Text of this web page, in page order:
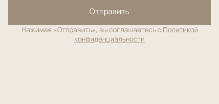
Отправить
Нажимая «Отправить», вы соглашаетесь с Политикой
конфиденциальности